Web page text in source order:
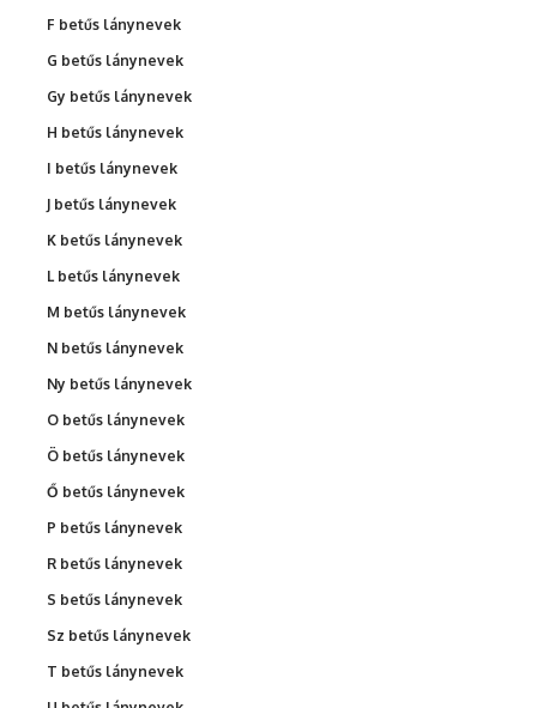
F betűs lánynevek
G betűs lánynevek
Gy betűs lánynevek
H betűs lánynevek
I betűs lánynevek
J betűs lánynevek
K betűs lánynevek
L betűs lánynevek
M betűs lánynevek
N betűs lánynevek
Ny betűs lánynevek
O betűs lánynevek
Ö betűs lánynevek
Ő betűs lánynevek
P betűs lánynevek
R betűs lánynevek
S betűs lánynevek
Sz betűs lánynevek
T betűs lánynevek